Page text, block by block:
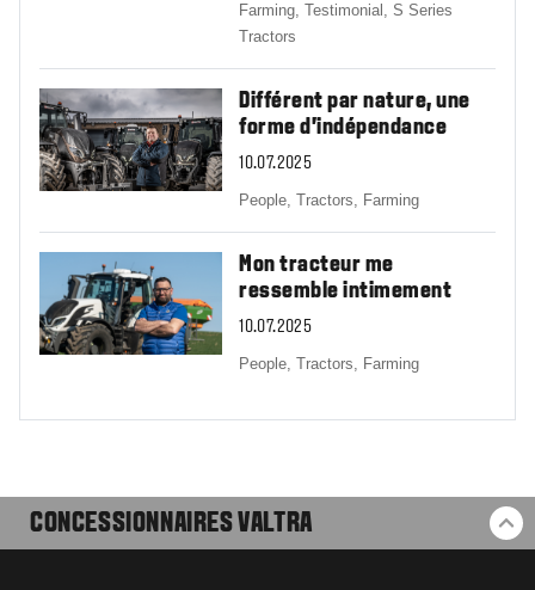
Farming,Testimonial,S Series
Tractors
Différent par nature, une
forme d’indépendance
10.07.2025
People,Tractors, Farming
Mon tracteur me
ressemble intimement
10.07.2025
People,Tractors, Farming
CONCESSIONNAIRES VALTRA